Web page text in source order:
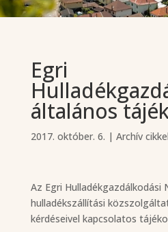
Egri
általános
2017. október. 6. | Archív
Az Egri Hulladékgazdálkodási
hulladékszállítási
kérdéseivel kapcsolatos